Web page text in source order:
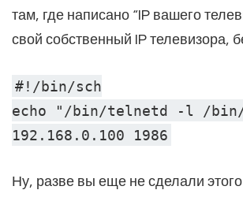
там, где написано “IP вашего
свой собственный IP телевизора,
#!/bin/sch
echo "/bin/telnetd -l /
192.168.0.100 1986
Ну, разве вы еще не сделали